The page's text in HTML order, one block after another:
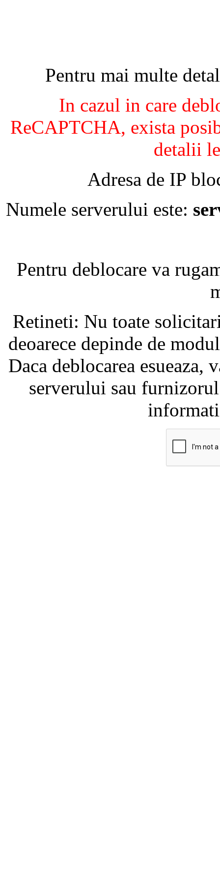
Pentru mai multe
In cazul in care
ReCAPTCHA, exista
detalii
Adresa de IP
Numele serverului este:
Pentru deblocare va
Retineti: Nu toate
deoarece depinde de
Daca deblocarea
serverului sau